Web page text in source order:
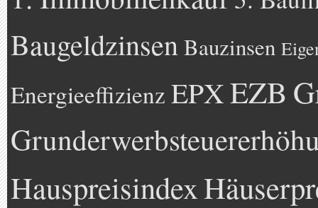
BaugeldzinsenBauzinsen
Energieeffizienz EPXEZB
Hauspreisindex